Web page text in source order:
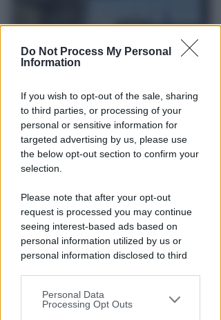
Do Not Process My Personal
Information
If you wish to opt-out of the sale, sharing
to third parties, or processing of your
personal or sensitive information for
targeted advertising by us, please use
the below opt-out section to confirm your
selection.
Please note that after your opt-out
request is processed you may continue
seeing interest-based ads based on
personal information utilized by us or
personal information disclosed to third
You may separately opt-out of the further
disclosure of your personal information
Personal Data
Processing Opt Outs
LA DECISIONE DEL GIP
Abusi ripetuti sulla figlia 13enne
della convivente. 44enne andrà
a processo